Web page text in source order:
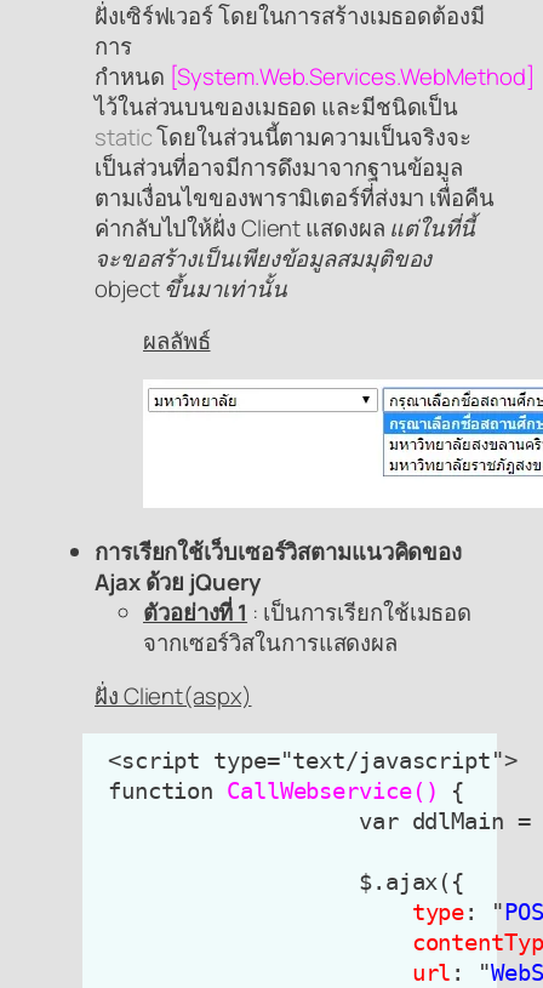
ฝั่งเซิร์ฟเวอร์ โดยในการสร้างเมธอดต้องมี
การ
กำหนด [System.Web.Services.WebMethod]
ไว้ในส่วนบนของเมธอด และมีชนิดเป็น
staticโดยในส่วนนี้ตามความเป็นจริงจะ
เป็นส่วนที่อาจมีการดึงมาจากฐานข้อมูล
ตามเงื่อนไขของพารามิเตอร์ที่ส่งมา เพื่อคืน
ค่ากลับไปให้ฝั่ง Client แสดงผล แต่ในที่นี้
จะขอสร้างเป็นเพียงข้อมูลสมมุติของ
object ขึ้นมาเท่านั้น
ผลลัพธ์
การเรียกใช้เว็บเซอร์วิสตามแนวคิดของ
Ajax ด้วย jQuery
ตัวอย่างที่ 1 : เป็นการเรียกใช้เมธอด
จากเซอร์วิสในการแสดงผล
ฝั่ง Client(aspx)
<script type="text/javascript">
function CallWebservice()
{
var ddlMain =
                    $.ajax({
type: "
url : "